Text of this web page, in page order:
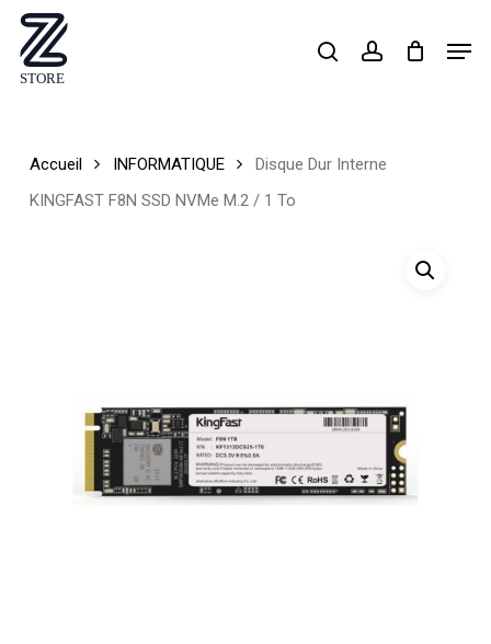
Skip
main
searchaccount
Accueil INFORMATIQUE
Disque Dur Interne
KINGFAST F8N SSD NVMe M.2 / 1 To